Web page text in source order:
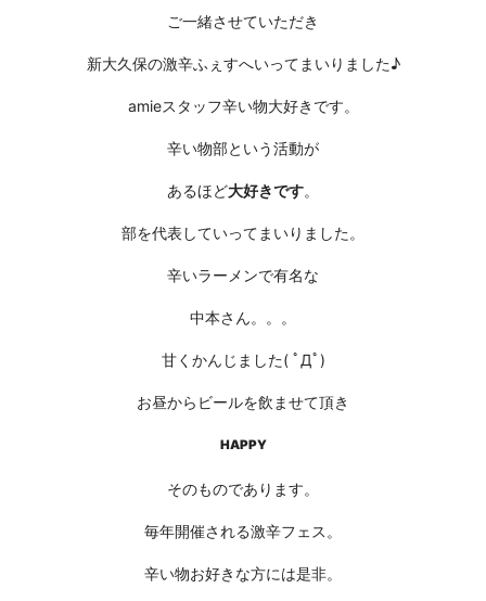
ご一緒させていただき
新大久保の激辛ふぇすへいってまいりました♪
amieスタッフ辛い物大好きです。
辛い物部という活動が
あるほど大好きです。
部を代表していってまいりました。
辛いラーメンで有名な
中本さん。。。
甘くかんじました( ﾟДﾟ)
お昼からビールを飲ませて頂き
HAPPY
そのものであります。
毎年開催される激辛フェス。
辛い物お好きな方には是非。